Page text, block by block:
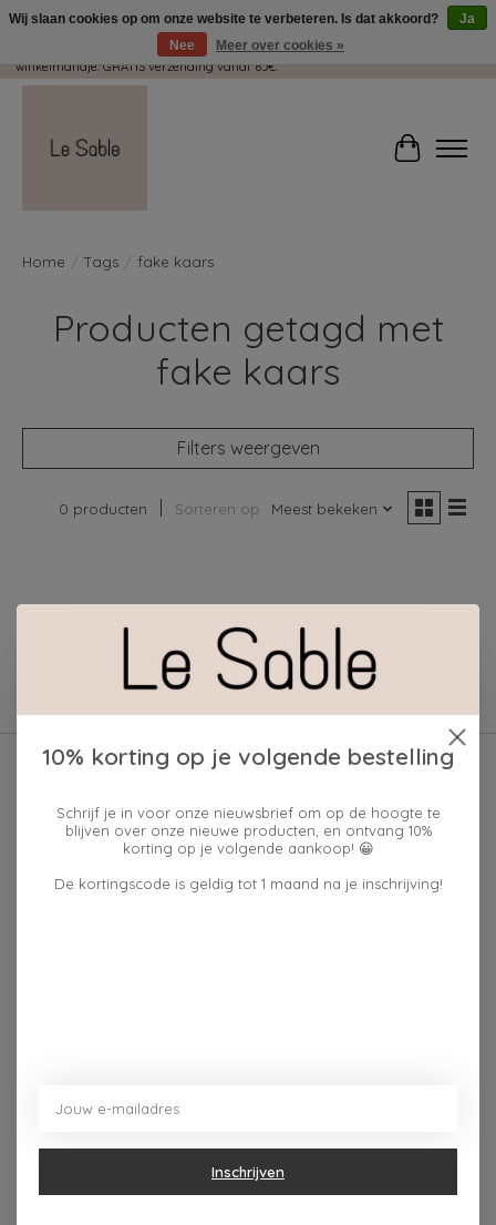
Wij pakken met plezier jouw kadootjes GRATIS in! Duid dit zeker aan in je
winkelmandje. GRATIS verzending vanaf 65€.
Home Tags fake kaars
Producten getagd met
fake kaars
Filters weergeven
0 producten Sorteren op Meest bekeken
Geen producten gevonden!
zaterdag 10u - 17u ---zondag maandag gesloten
Categorieën
Wij slaan cookies op om onze website te verbeteren. Is dat akkoord?
Ja
Nee
Meer over cookies »
10% korting op je volgende bestelling
Schrijf je in voor onze nieuwsbrief om op de hoogte te
blijven over onze nieuwe producten, en ontvang 10%
korting op je volgende aankoop! 😀
De kortingscode is geldig tot 1 maand na je inschrijving!
Inschrijven